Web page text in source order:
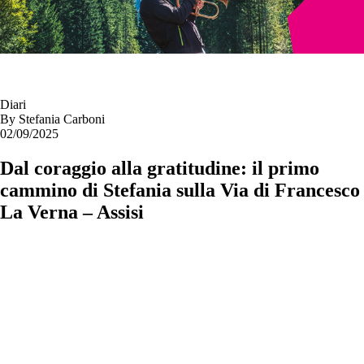
Diari
By Stefania Carboni
02/09/2025
Dal coraggio alla gratitudine: il primo
cammino di Stefania sulla Via di Francesco
La Verna – Assisi